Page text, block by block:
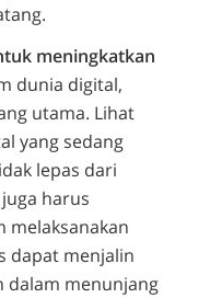
meningkatkan
dunia digital,
utama. Lihat
yang sedang
lepas dari
harus
melaksanakan
dapat menjalin
dalam menunjang